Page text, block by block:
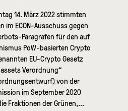
14. März 2022 stimmten
im ECON-Ausschuss gegen
Paragrafen für den auf
PoW-basierten Crypto
EU-Crypto Gesetz
Verordnung“
von der
im September 2020
Fraktionen der Grünen,...